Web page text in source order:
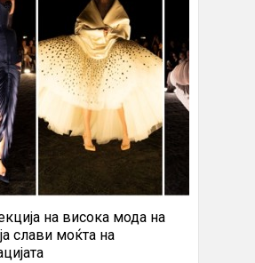
на висока мода на
слави моќта на